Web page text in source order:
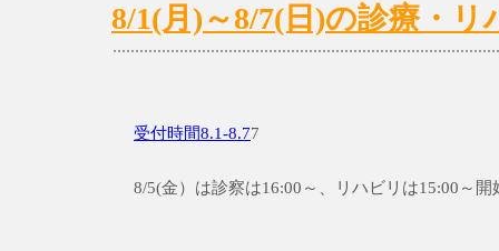
8/1(月)～8/7(日)の診療・
受付時間8.1-8.77
8/5(金）は診察は16:00～、リハビリは15:00～